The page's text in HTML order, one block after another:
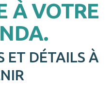
À VOTRE
ET DÉTAILS À